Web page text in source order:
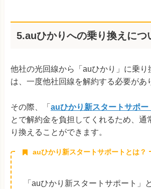
5.auひかりへの乗り換えにつ
他社の光回線から「auひかり」に乗り
は、一度他社回線を解約する必要があ
その際、「 auひかり新スタートサポー
とで解約金を負担してくれるため、通
り換えることができます。
auひかり新スタートサポートとは？
「auひかり新スタートサポート」